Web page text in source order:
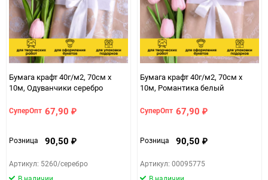
Единица измерения шт
ЦветНоменклатуры белый
Бумага крафт 40г/м2, 70см x
10м, Одуванчики серебро
СуперОпт 67,90 ₽
Розница 90,50 ₽
Артикул: 5260/серебро
В наличии
Бумага крафт 40г/м2, 70см x
10м, Романтика белый
СуперОпт 67,90 ₽
Розница 90,50 ₽
Артикул: 00095775
В наличии